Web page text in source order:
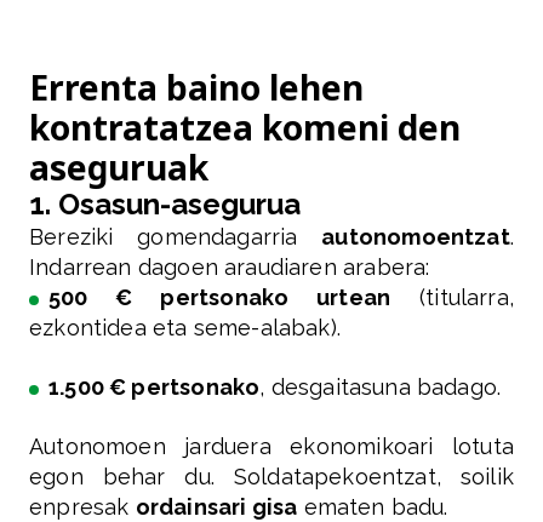
Errenta baino lehen
kontratatzea komeni den
aseguruak
1. Osasun-asegurua
Berezi­ki gomendagarria autonomoentzat.
Indarrean dagoen araudiaren arabera:
500 € pertsonako urtean (titularra,
ezkontidea eta seme-alabak).
1.500 € pertsonako, desgaitasuna badago.
Autonomoen jarduera ekonomikoari lotuta
egon behar du. Soldatapekoentzat, soilik
enpresak ordainsari gisa ematen badu.